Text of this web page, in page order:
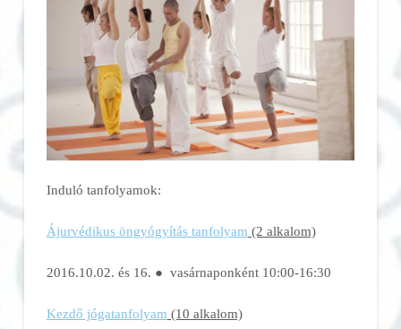
Induló tanfolyamok:
Ájurvédikus öngyógyítás tanfolyam (2 alkalom)
2016.10.02. és 16. ● vasárnaponként 10:00-16:30
Kezdő jógatanfolyam (10 alkalom)